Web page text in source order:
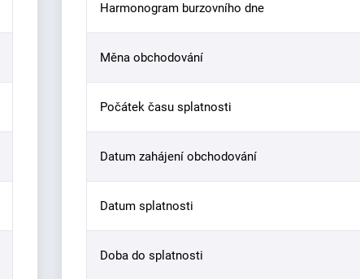
Harmonogram burzovního dne
Měna obchodování
Počátek času splatnosti
Datum zahájení obchodování
Datum splatnosti
Doba do splatnosti